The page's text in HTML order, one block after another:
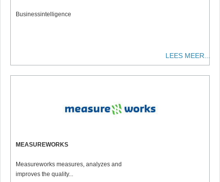
Businessintelligence
LEES MEER...
MEASUREWORKS
Measureworks measures, analyzes and
improves the quality...